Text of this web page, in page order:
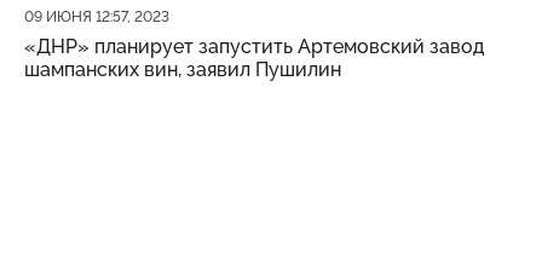
Дата публикации
09 ИЮНЯ 12:57, 2023
«ДНР» планирует запустить Артемовский завод
шампанских вин, заявил Пушилин